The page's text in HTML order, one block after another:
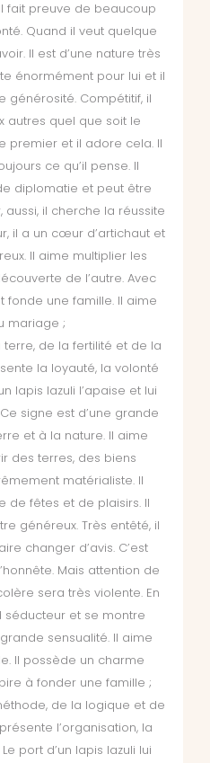
fait preuve de beaucoup
Quand il veut quelque
Il est d’une nature très
énormément pour lui et il
générosité. Compétitif, il
autres quel que soit le
premier et il adore cela. Il
ce qu’il pense. Il
diplomatie et peut être
aussi, il cherche la réussite
il a un cœur d’artichaut et
Il aime multiplier les
de l’autre. Avec
fonde une famille. Il aime
mariage ;
de la fertilité et de la
la loyauté, la volonté
lapis lazuli l’apaise et lui
signe est d’une grande
et à la nature. Il aime
des terres, des biens
matérialiste. Il
de fêtes et de plaisirs. Il
généreux. Très entêté, il
changer d’avis. C’est
Mais attention de
sera très violente. En
séducteur et se montre
sensualité. Il aime
Il possède un charme
à fonder une famille ;
de la logique et de
l’organisation, la
port d’un lapis lazuli lui